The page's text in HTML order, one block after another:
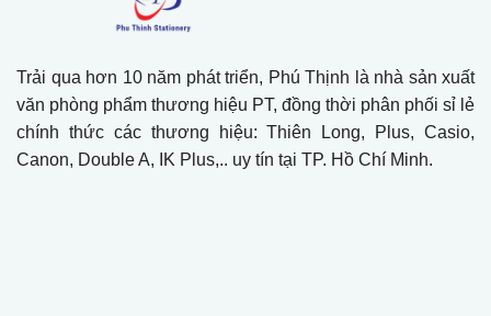
Trải qua hơn 10 năm phát triển, Phú Thịnh là nhà sản xuất
văn phòng phẩm thương hiệu PT, đồng thời phân phối sỉ lẻ
chính thức các thương hiệu: Thiên Long, Plus, Casio,
Canon, Double A, IK Plus,.. uy tín tại TP. Hồ Chí Minh.